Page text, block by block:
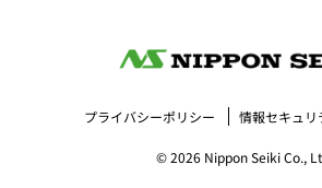
プライバシーポリシー 情報セキュリ
© 2026 Nippon Seiki Co.,